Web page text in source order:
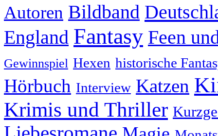
Autoren Bildband
England Fantasy Feen
Gewinnspiel Hexen historische
Hörbuch Interview Katzen
Krimis und Thriller